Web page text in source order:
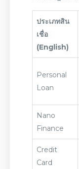
ประเภทสิน
เชื่อ
(English)
Personal
Loan
Nano
Finance
Credit
Card